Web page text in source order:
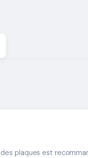
plaques est